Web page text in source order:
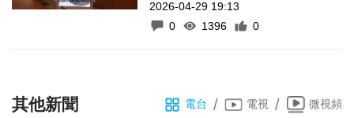
2026-04-29 19:13
0
1396 0
其他新聞 電台 / 電視 / 微視頻